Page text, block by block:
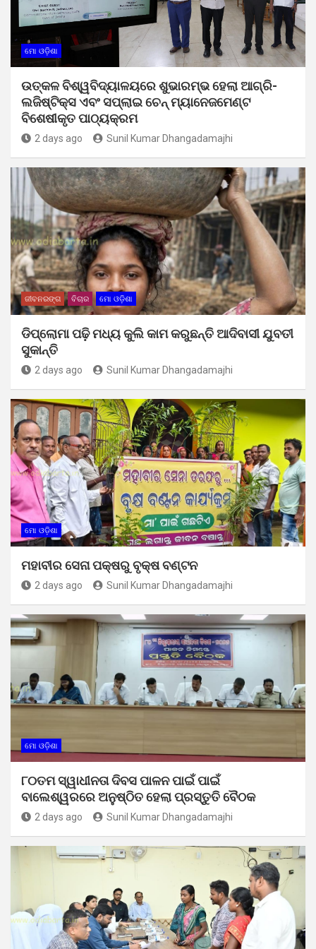
ମୋ ଓଡ଼ିଶା
ଉତ୍କଳ ବିଶ୍ୱବିଦ୍ୟାଳୟରେ ଶୁଭାରମ୍ଭ ହେଲା ଆଗ୍ରି-
ଲଜିଷ୍ଟିକ୍ସ ଏବଂ ସପ୍ଲାଇ ଚେନ୍ ମ୍ୟାନେଜମେଣ୍ଟ
ବିଶେଷୀକୃତ ପାଠ୍ୟକ୍ରମ
2 days ago Sunil Kumar Dhangadamajhi
ଜୀବନରଙ୍ଗ ବିଚାର ମୋ ଓଡ଼ିଶା
ଡିପ୍ଲୋମା ପଢ଼ି ମଧ୍ୟ କୁଲି କାମ କରୁଛନ୍ତି ଆଦିବାସୀ ଯୁବତୀ
ସୁକାନ୍ତି
2 days ago Sunil Kumar Dhangadamajhi
ମୋ ଓଡ଼ିଶା
ମହାବୀର ସେନା ପକ୍ଷରୁ ବୃକ୍ଷ ବଣ୍ଟନ
2 days ago Sunil Kumar Dhangadamajhi
ମୋ ଓଡ଼ିଶା
୮୦ତମ ସ୍ୱାଧୀନତା ଦିବସ ପାଳନ ପାଇଁ ପାଇଁ
ବାଲେଶ୍ୱରରେ ଅନୁଷ୍ଠିତ ହେଲା ପ୍ରସ୍ତୁତି ବୈଠକ
2 days ago Sunil Kumar Dhangadamajhi